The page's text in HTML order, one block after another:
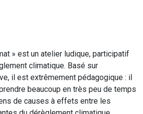
» est un atelier ludique, participatif
climatique. Basé sur
il est extrêmement pédagogique : il
beaucoup en très peu de temps
de causes à effets entre les